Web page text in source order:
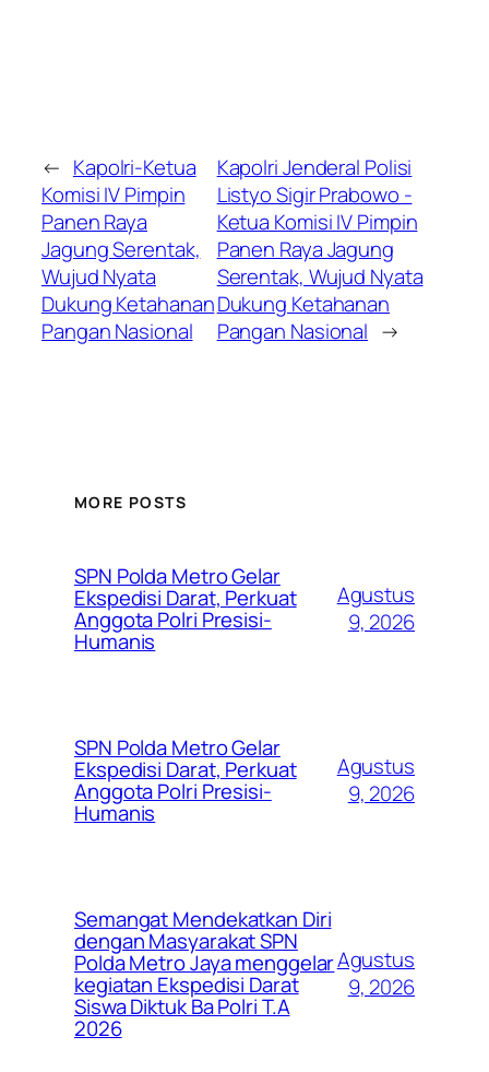
← Kapolri-Ketua
Komisi IV Pimpin
Panen Raya
Jagung Serentak,
Wujud Nyata
Dukung Ketahanan
Pangan Nasional
Kapolri Jenderal Polisi
Listyo Sigir Prabowo -
Ketua Komisi IV Pimpin
Panen Raya Jagung
Serentak, Wujud Nyata
Dukung Ketahanan
Pangan Nasional →
MORE POSTS
SPN Polda Metro Gelar
Ekspedisi Darat, Perkuat
Anggota Polri Presisi-
Humanis
Agustus
9, 2026
SPN Polda Metro Gelar
Ekspedisi Darat, Perkuat
Anggota Polri Presisi-
Humanis
Agustus
9, 2026
Semangat Mendekatkan Diri
dengan Masyarakat SPN
Polda Metro Jaya menggelar
kegiatan Ekspedisi Darat
Siswa Diktuk Ba Polri T.A
2026
Agustus
9, 2026